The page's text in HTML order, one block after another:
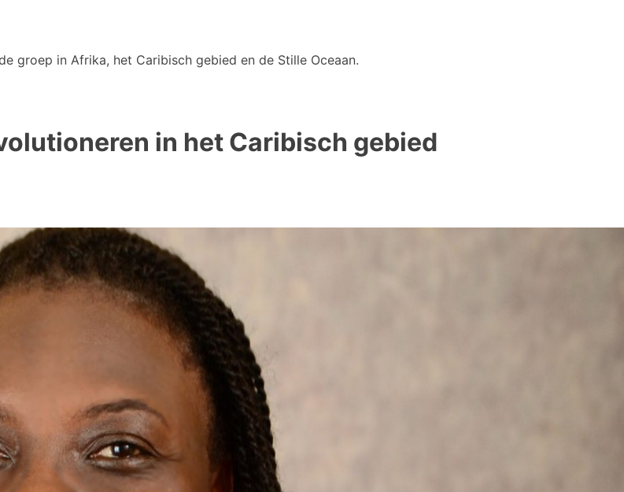
groep in Afrika, het Caribisch gebied en de Stille Oceaan.
in het Caribisch gebied